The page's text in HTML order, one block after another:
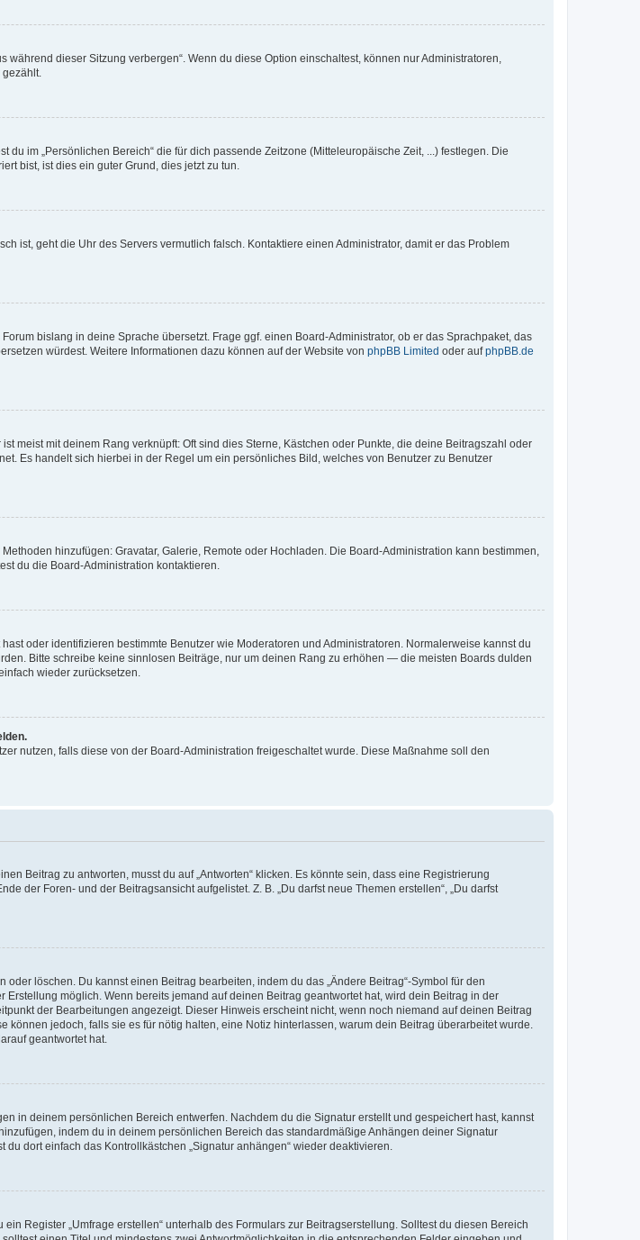
dieser Sitzung verbergen“. Wenn du diese Option einschaltest, können nur Administratoren,
im „Persönlichen Bereich“ die für dich passende Zeitzone (Mitteleuropäische Zeit, ...) festlegen. Die
bist, ist dies ein guter Grund, dies jetzt zu tun.
ist, geht die Uhr des Servers vermutlich falsch. Kontaktiere einen Administrator, damit er das Problem
bislang in deine Sprache übersetzt. Frage ggf. einen Board-Administrator, ob er das Sprachpaket, das
würdest. Weitere Informationen dazu können auf der Website von phpBB Limited oder aufphpBB.de
meist mit deinem Rang verknüpft: Oft sind dies Sterne, Kästchen oder Punkte, die deine Beitragszahl oder
Es handelt sich hierbei in der Regel um ein persönliches Bild, welches von Benutzer zu Benutzer
hinzufügen: Gravatar, Galerie, Remote oder Hochladen. Die Board-Administration kann bestimmen,
du die Board-Administration kontaktieren.
oder identifizieren bestimmte Benutzer wie Moderatoren und Administratoren. Normalerweise kannst du
Bitte schreibe keine sinnlosen Beiträge, nur um deinen Rang zu erhöhen — die meisten Boards dulden
wieder zurücksetzen.
nutzen, falls diese von der Board-Administration freigeschaltet wurde. Diese Maßnahme soll den
Beitrag zu antworten, musst du auf „Antworten“ klicken. Es könnte sein, dass eine Registrierung
der Foren- und der Beitragsansicht aufgelistet. Z. B. „Du darfst neue Themen erstellen“, „Du darfst
löschen. Du kannst einen Beitrag bearbeiten, indem du das „Ändere Beitrag“-Symbol für den
möglich. Wenn bereits jemand auf deinen Beitrag geantwortet hat, wird dein Beitrag in der
der Bearbeitungen angezeigt. Dieser Hinweis erscheint nicht, wenn noch niemand auf deinen Beitrag
jedoch, falls sie es für nötig halten, eine Notiz hinterlassen, warum dein Beitrag überarbeitet wurde.
geantwortet hat.
in deinem persönlichen Bereich entwerfen. Nachdem du die Signatur erstellt und gespeichert hast, kannst
indem du in deinem persönlichen Bereich das standardmäßige Anhängen deiner Signatur
dort einfach das Kontrollkästchen „Signatur anhängen“ wieder deaktivieren.
Register „Umfrage erstellen“ unterhalb des Formulars zur Beitragserstellung. Solltest du diesen Bereich